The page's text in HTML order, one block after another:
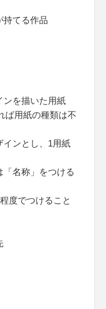
てる作品
を描いた用紙
ば用紙の種類は不
ンとし、1用紙
名称」をつける
度でつけること